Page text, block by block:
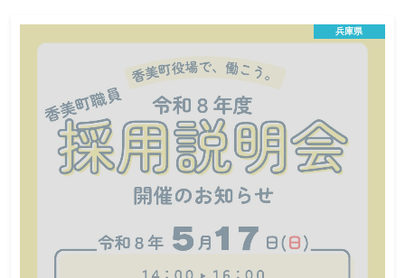
日程 この説明会は終了しました
対象 姫路市職員採用試験の受験に関心をお持ちの方
定員 各部300人(先着順)
令和8年5月11日（月曜日）まで
姫路市職員採用試験の受験に関心をお持ちの方を対象に、職員採
用オンライン説明会を開催いたします。 姫路市の概要や令和8年
度採用試験の情報についてお伝えする「全体説明」に加え、職種
兵庫県